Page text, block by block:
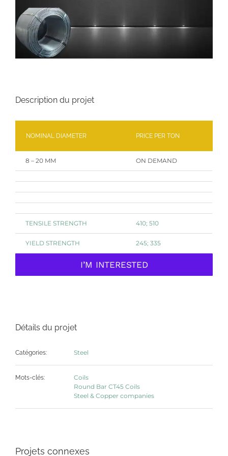
Description du projet
NOMINAL DIAMETER PRICE PER TON
8 – 20 MM ON DEMAND
TENSILE STRENGTH 410; 510
YIELD STRENGTH 245; 335
I’M INTERESTED
Détails du projet
Catégories: Steel
Mots-clés:
Coils
Round Bar CT45 Coils
Steel & Copper companies
Projets connexes